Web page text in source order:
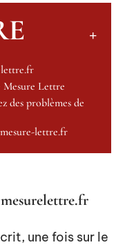
Mesure Lettre
des problèmes de
lettre.fr
une fois sur le